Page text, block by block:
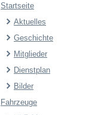
Startseite
Aktuelles
Geschichte
Mitglieder
Dienstplan
Bilder
Fahrzeuge